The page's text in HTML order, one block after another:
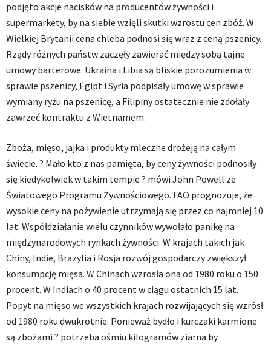
podjęto akcje nacisków na producentów żywności i
supermarkety, by na siebie wzięli skutki wzrostu cen zbóż. W
Wielkiej Brytanii cena chleba podnosi się wraz z ceną pszenicy.
Rządy różnych państw zaczęły zawierać między sobą tajne
umowy barterowe. Ukraina i Libia są bliskie porozumienia w
sprawie pszenicy, Egipt i Syria podpisały umowę w sprawie
wymiany ryżu na pszenicę, a Filipiny ostatecznie nie zdołały
zawrzeć kontraktu z Wietnamem.
Zboża, mięso, jajka i produkty mleczne drożeją na całym
świecie. ? Mało kto z nas pamięta, by ceny żywności podnosiły
się kiedykolwiek w takim tempie ? mówi John Powell ze
Światowego Programu Żywnościowego. FAO prognozuje, że
wysokie ceny na pożywienie utrzymają się przez co najmniej 10
lat. Współdziałanie wielu czynników wywołało panikę na
międzynarodowych rynkach żywności. W krajach takich jak
Chiny, Indie, Brazylia i Rosja rozwój gospodarczy zwiększył
konsumpcję mięsa. W Chinach wzrosła ona od 1980 roku o 150
procent. W Indiach o 40 procent w ciągu ostatnich 15 lat.
Popyt na mięso we wszystkich krajach rozwijających się wzrósł
od 1980 roku dwukrotnie. Ponieważ bydło i kurczaki karmione
są zbożami ? potrzeba ośmiu kilogramów ziarna by